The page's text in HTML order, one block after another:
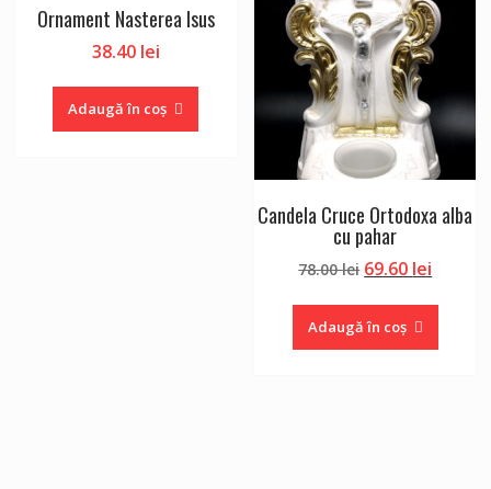
Ornament Nasterea Isus
38.40 lei
Adaugă în coș
Candela Cruce Ortodoxa alba
cu pahar
78.00lei Prețul
a
fost:
69.60 lei
Adaugă în coș